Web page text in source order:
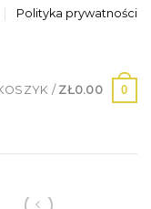
Polityka prywatności
/ ZŁ0.00 0